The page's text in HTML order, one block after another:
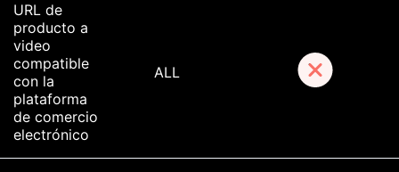
URL de
producto a
video
compatible
con la
plataforma
de comercio
electrónico
ALL